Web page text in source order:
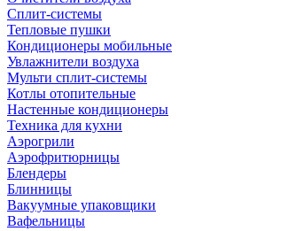
Сплит-системы
Тепловые пушки
Кондиционеры мобильные
Увлажнители воздуха
Мульти сплит-системы
Котлы отопительные
Настенные кондиционеры
Техника для кухни
Аэрогрили
Аэрофритюрницы
Блендеры
Блинницы
Вакуумные упаковщики
Вафельницы